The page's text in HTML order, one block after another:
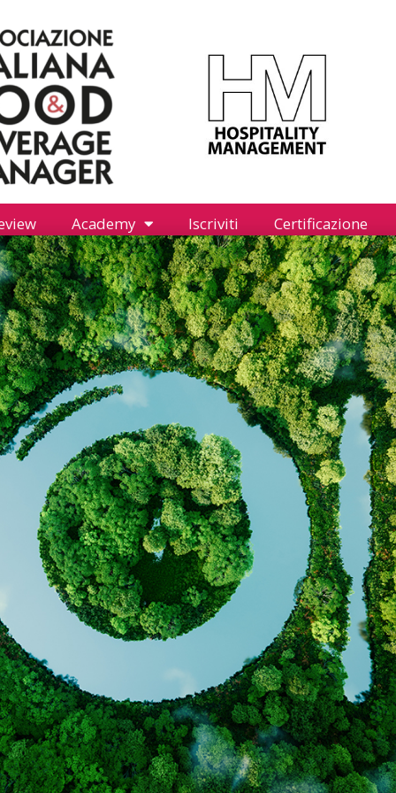
Academy Iscriviti Certificazione